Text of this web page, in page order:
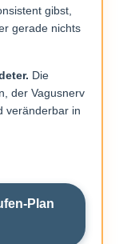
mit 5-Stufen-
gibst,
gerade nichts
Die
der Vagusnerv
veränderbar in
Plan